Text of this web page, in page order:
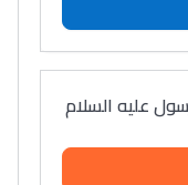
عليه السلام